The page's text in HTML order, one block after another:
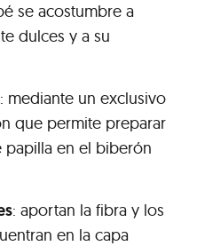
se acostumbre a
dulces y a su
: mediante un exclusivo
que permite preparar
papilla en el biberón
: aportan la fibra y los
en la capa